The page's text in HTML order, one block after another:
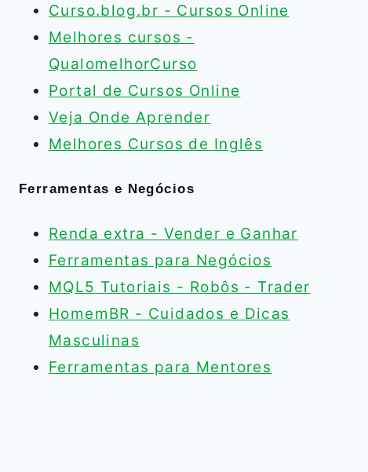
Curso.blog.br - Cursos Online
Melhores cursos -
QualomelhorCurso
Portal de Cursos Online
Veja Onde Aprender
Melhores Cursos de Inglês
Ferramentas e Negócios
Renda extra - Vender e Ganhar
Ferramentas para Negócios
MQL5 Tutoriais - Robôs - Trader
HomemBR - Cuidados e Dicas
Masculinas
Ferramentas para Mentores